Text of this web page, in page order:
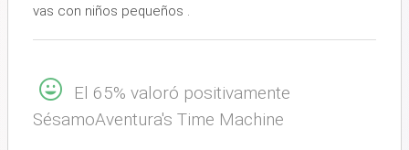
vas con niños pequeños .
El 65% valoró positivamente
SésamoAventura's Time Machine